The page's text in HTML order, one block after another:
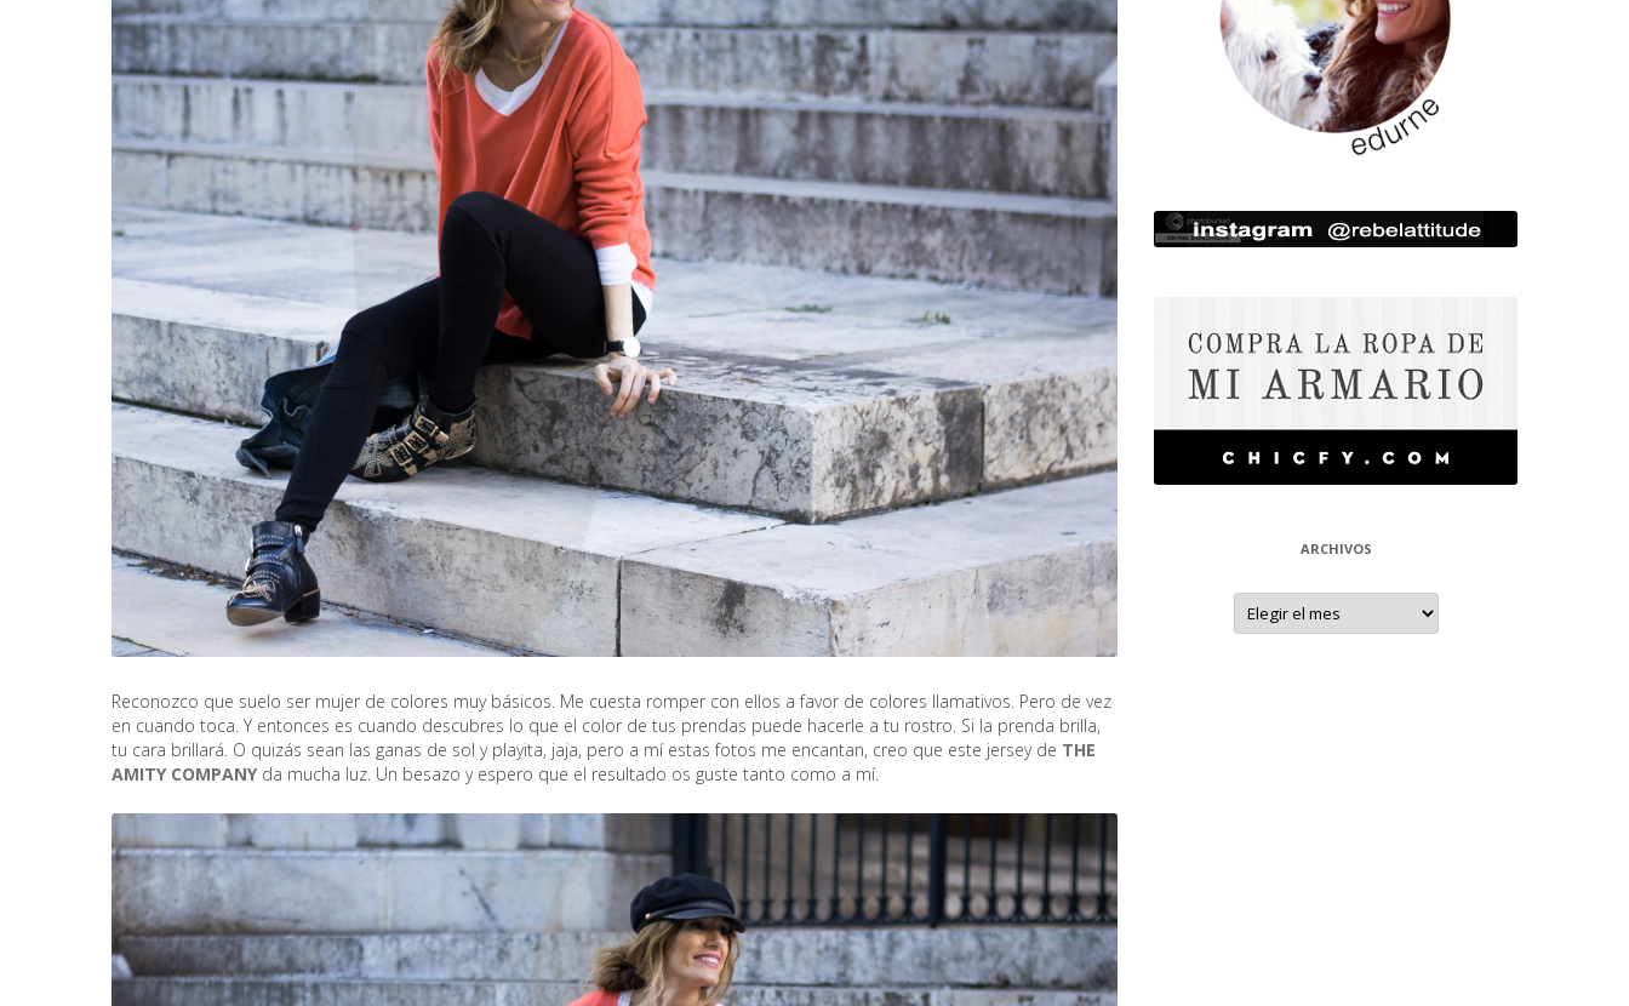
Reconozco que suelo ser mujer de colores muy básicos. Me cuesta romper con ellos a favor de colores llamativos. Pero de vez
en cuando toca. Y entonces es cuando descubres lo que el color de tus prendas puede hacerle a tu rostro. Si la prenda brilla,
tu cara brillará. O quizás sean las ganas de sol y playita, jaja, pero a mí estas fotos me encantan, creo que este jersey de THE
AMITY COMPANYda mucha luz. Un besazo y espero que el resultado os guste tanto como a mí.
ARCHIVOS
Archivos